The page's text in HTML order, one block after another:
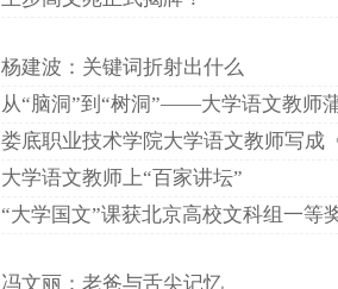
杨建波：关键词折射出什么
从“脑洞”到“树洞”——大学语文教师
娄底职业技术学院大学语文教师写成
大学语文教师上“百家讲坛”
“大学国文”课获北京高校文科组一等
冯文丽：老爸与舌尖记忆